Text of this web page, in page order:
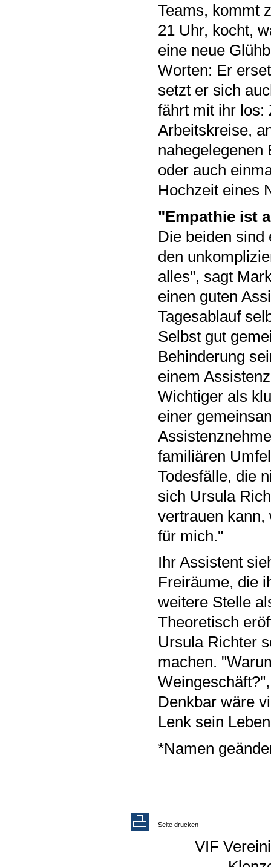
Teams, kommt
21 Uhr, kocht,
eine neue
Worten: Er
setzt er sich
fährt mit ihr los:
Arbeitskreise,
nahegelegenen
oder auch
Hochzeit eines
"Empathie ist
Die beiden sind
den
alles", sagt
einen guten
Tagesablauf
Selbst gut
Behinderung
einem
Wichtiger als
einer
familiären
Todesfälle, die
sich Ursula
vertrauen
für mich."
Ihr Assistent
Freiräume, die
weitere Stelle
Theoretisch
Ursula Richter
machen.
Denkbar wäre
Lenk sein
*Namen
Seite drucken
VIF